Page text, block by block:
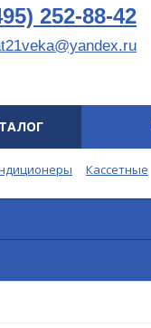
252-88-42
Кассетные